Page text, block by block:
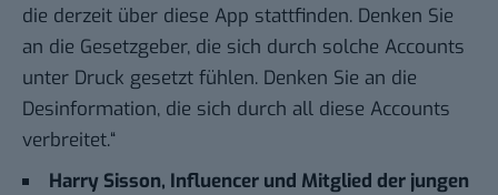
die derzeit über diese App stattfinden. Denken Sie
an die Gesetzgeber, die sich durch solche Accounts
unter Druck gesetzt fühlen. Denken Sie an die
Desinformation, die sich durch all diese Accounts
verbreitet.“
Harry Sisson, Influencer und Mitglied der jungen